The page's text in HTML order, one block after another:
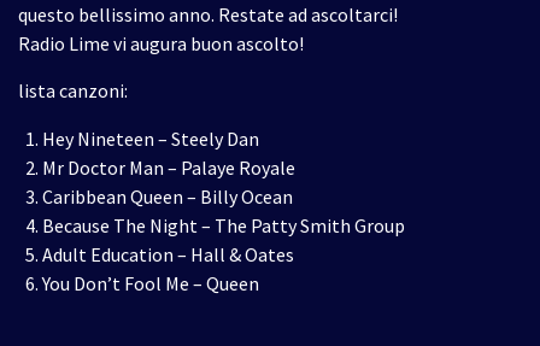
questo bellissimo anno. Restate ad ascoltarci!
Radio Lime vi augura buon ascolto!
lista canzoni:
Hey Nineteen – Steely Dan
Mr Doctor Man – Palaye Royale
Caribbean Queen – Billy Ocean
Because The Night – The Patty Smith Group
Adult Education – Hall & Oates
You Don’t Fool Me – Queen